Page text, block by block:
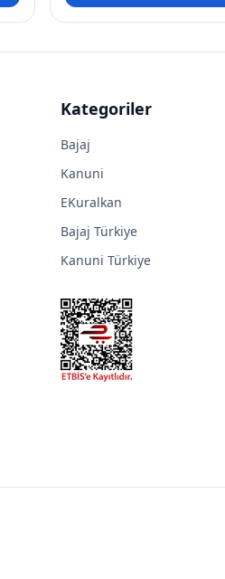
Kategoriler
Bajaj
Kanuni
EKuralkan
Bajaj Türkiye
Kanuni Türkiye